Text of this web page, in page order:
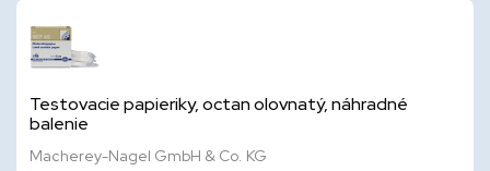
Testovacie papieriky, octan olovnatý, náhradné
balenie
Macherey-Nagel GmbH & Co. KG